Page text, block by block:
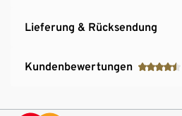
Lieferung & Rücksendung
Kundenbewertungen